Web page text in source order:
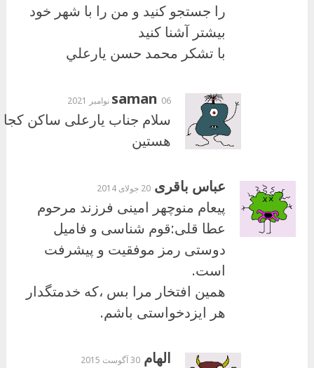
را جستجو كنيد و من را با شهر خود
بيشتر آشنا كنيد
با تشكر محمد حسن يارعلي
saman 06 نوامبر 2021
سلام جناب یارعلی ساکن کجا
هستین
عباس باقری 20 جولای 2014
پیعام منوچهر امینی فرزند مرحوم
عطا قلی:قوم شناسی و فامیل
دوستی رمز موفقیت و پیشرفت
است.
همین افتخار مرا بس ،که خدمتگدار
هر ایزدخواستی باشم.
الهام 30 آگوست 2015